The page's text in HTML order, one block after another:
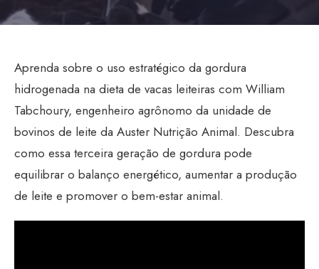
Aprenda sobre o uso estratégico da gordura
hidrogenada na dieta de vacas leiteiras com William
Tabchoury, engenheiro agrônomo da unidade de
bovinos de leite da Auster Nutrição Animal. Descubra
como essa terceira geração de gordura pode
equilibrar o balanço energético, aumentar a produção
de leite e promover o bem-estar animal.